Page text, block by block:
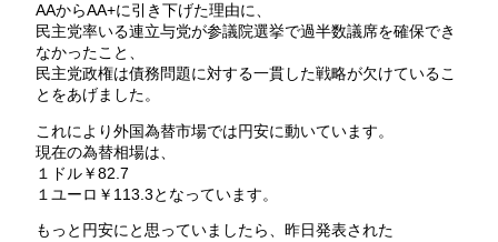
AAからAA+に引き下げた理由に、
民主党率いる連立与党が参議院選挙で過半数議席を確保でき
なかったこと、
民主党政権は債務問題に対する一貫した戦略が欠けているこ
とをあげました。
これにより外国為替市場では円安に動いています。
現在の為替相場は、
１ドル￥82.7
１ユーロ￥113.3となっています。
もっと円安にと思っていましたら、昨日発表された